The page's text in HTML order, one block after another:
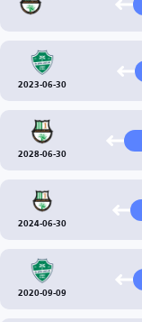
2023-06-30
2028-06-30
2024-06-30
2020-09-09